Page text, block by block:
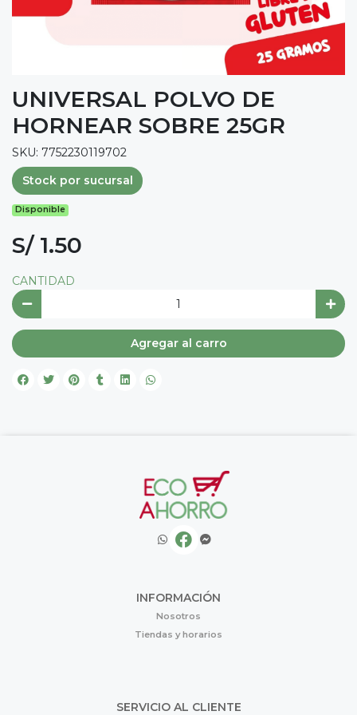
UNIVERSAL POLVO DE
HORNEAR SOBRE 25GR
SKU: 7752230119702
Stock por sucursal
Disponible
S/ 1.50
CANTIDAD
Agregar al carro
INFORMACIÓN
Nosotros
Tiendas y horarios
SERVICIO AL CLIENTE